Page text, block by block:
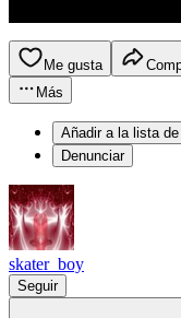
Me gusta
Más
Añadir a la lista
Denunciar
skater_boy
Seguir